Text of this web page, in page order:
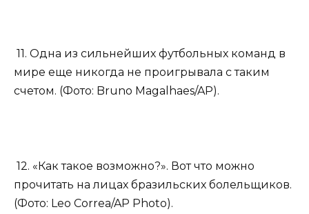
11. Одна из сильнейших футбольных команд в
мире еще никогда не проигрывала с таким
счетом. (Фото: Bruno Magalhaes/AP).
12. «Как такое возможно?». Вот что можно
прочитать на лицах бразильских болельщиков.
(Фото: Leo Correa/AP Photo).